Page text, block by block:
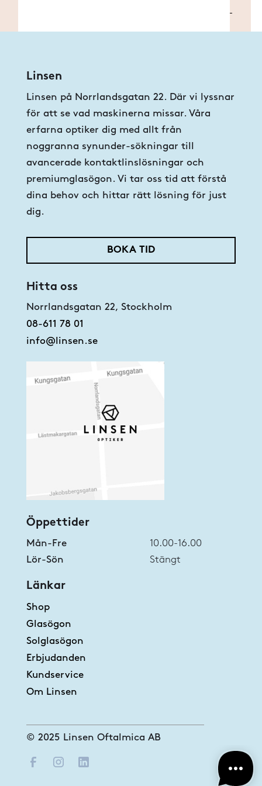
Linsen
Linsen på Norrlandsgatan 22. Där vi lyssnar
för att se vad maskinerna missar. Våra
erfarna optiker dig med allt från
noggranna synunder-sökningar till
avancerade kontaktlinslösningar och
premiumglasögon. Vi tar oss tid att förstå
dina behov och hittar rätt lösning för just
dig.
BOKA TID
Hitta oss
Norrlandsgatan 22, Stockholm
08-611 78 01
info@linsen.se
Öppettider
Mån-Fre
10.00-16.00
Lör-Sön
Stängt
Länkar
Shop
Glasögon
Solglasögon
Erbjudanden
Kundservice
Om Linsen
© 2025 Linsen Oftalmica AB